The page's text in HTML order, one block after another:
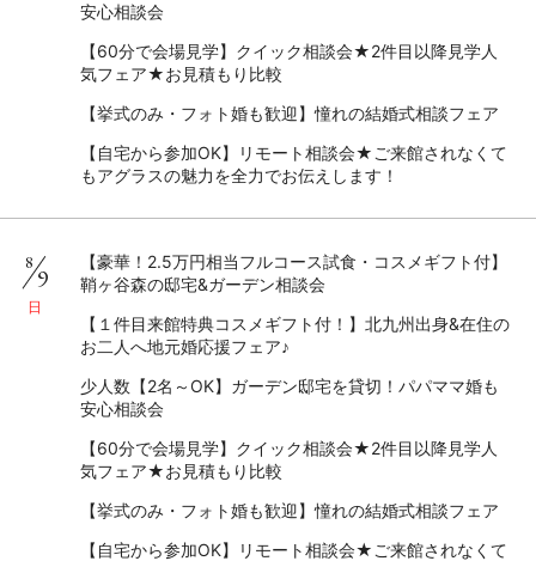
安心相談会
【60分で会場見学】クイック相談会★2件目以降見学人
気フェア★お見積もり比較
【挙式のみ・フォト婚も歓迎】憧れの結婚式相談フェア
【自宅から参加OK】リモート相談会★ご来館されなくて
もアグラスの魅力を全力でお伝えします！
8
9
日
【豪華！2.5万円相当フルコース試食・コスメギフト付】
鞘ヶ谷森の邸宅&ガーデン相談会
【１件目来館特典コスメギフト付！】北九州出身&在住の
お二人へ地元婚応援フェア♪
少人数【2名～OK】ガーデン邸宅を貸切！パパママ婚も
安心相談会
【60分で会場見学】クイック相談会★2件目以降見学人
気フェア★お見積もり比較
【挙式のみ・フォト婚も歓迎】憧れの結婚式相談フェア
【自宅から参加OK】リモート相談会★ご来館されなくて